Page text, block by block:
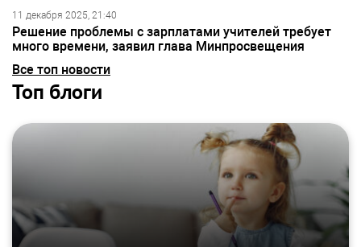
11 декабря 2025, 21:40
Решение проблемы с зарплатами учителей требует
много времени, заявил глава Минпросвещения
Все топ новости
Топ блоги